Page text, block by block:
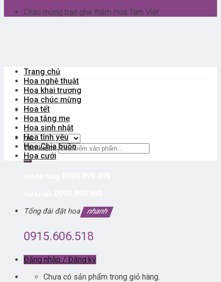
Chào mừng bạn ghé thăm Hoa Tâm Việt
Tìm kiếm:
Tổng đài đặt hoa nhanh
0915.606.518
Đăng nhập / Đăng ký
Chưa có sản phẩm trong giỏ hàng.
Trang chủ
Hoa nghệ thuật
Hoa khai trương
Hoa chúc mừng
Hoa tết
Hoa tặng mẹ
Hoa sinh nhật
Hoa tình yêu
Hoa Chia buồn
Hoa cưới